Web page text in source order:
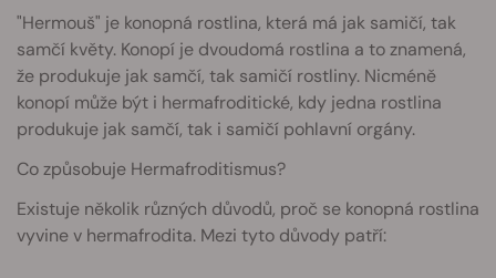
"Hermouš" je konopná rostlina, která má jak samičí, tak
samčí květy. Konopí je dvoudomá rostlina a to znamená,
že produkuje jak samčí, tak samičí rostliny. Nicméně
konopí může být i hermafroditické, kdy jedna rostlina
produkuje jak samčí, tak i samičí pohlavní orgány.
Co způsobuje Hermafroditismus?
Existuje několik různých důvodů, proč se konopná rostlina
vyvine v hermafrodita. Mezi tyto důvody patří: